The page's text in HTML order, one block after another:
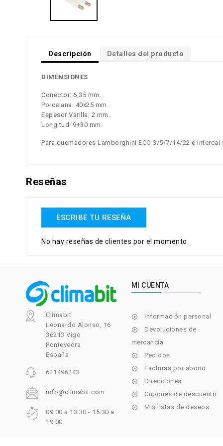
Descripción Detalles del producto
DIMENSIONES
Conector: 6,35 mm.
Porcelana: 40x25 mm.
Espesor Varilla: 2 mm.
Longitud: 9+30 mm.
Para quemadores Lamborghini ECO 3/5/7/14/22 e Intercal
Reseñas
ESCRIBE TU RESEÑA
No hay reseñas de clientes por el momento.
Climabit
Leonardo Alonso, 16
36213 Vigo
Pontevedra
España
611496243
info@climabit.com
09:00 a 13:30 - 15:30 a
19:00
MI CUENTA
 Información personal

Devoluciones de
mercancía
 Pedidos
 Facturas por abono
 Direcciones
 Cupones de descuento
 Mis listas de deseos